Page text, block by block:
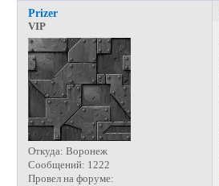
Prizer
VIP
Откуда: Воронеж
Сообщений: 1222
Провел на форуме: